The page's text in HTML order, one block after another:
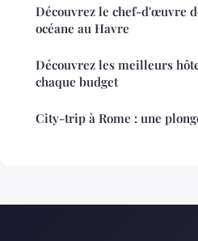
Découvrez le chef-d'œuvre
océane au Havre
Découvrez les meilleurs
chaque budget
City-trip à Rome : une